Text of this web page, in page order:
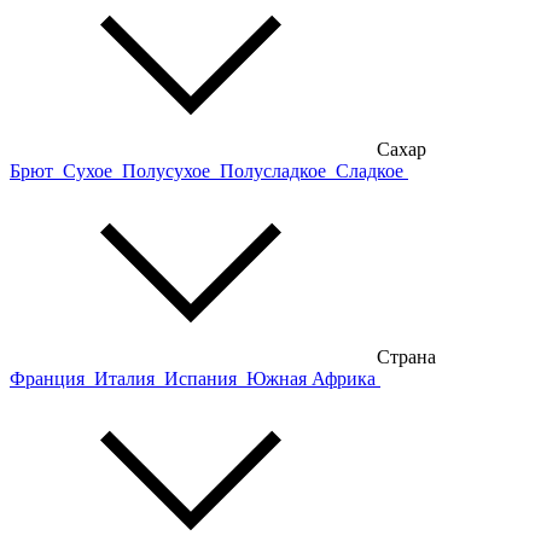
Сахар
Брют Сухое Полусухое Полусладкое Сладкое
Страна
Франция Италия Испания Южная Африка